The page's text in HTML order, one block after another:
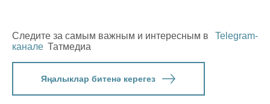
Следите за самым важным и интересным в
Telegram-
канале Татмедиа
Яңалыклар битенә керегез